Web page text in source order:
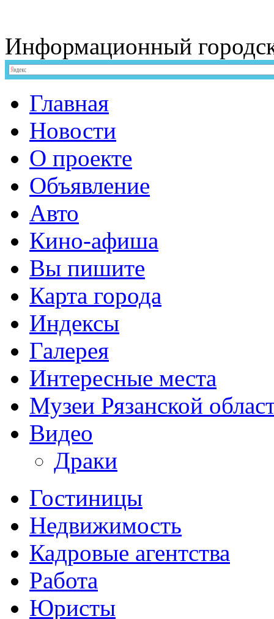
Информационный
Главная
Новости
О проекте
Объявление
Авто
Кино-афиша
Вы пишите
Карта города
Индексы
Галерея
Интересные места
Музеи Рязанской
Видео
Драки
Гостиницы
Недвижимость
Кадровые агентства
Работа
Юристы